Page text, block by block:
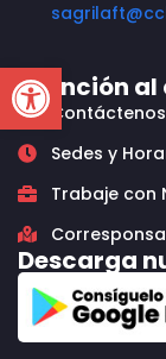
Open toolbar
Atención al
Contáctenos
Sedes y
Trabaje con
Descarga